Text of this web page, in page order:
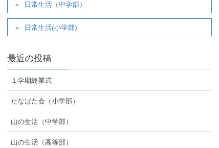
日常生活（中学部）
日常生活(小学部)
最近の投稿
１学期終業式
たなばた会（小学部）
山の生活（中学部）
山の生活（高等部）